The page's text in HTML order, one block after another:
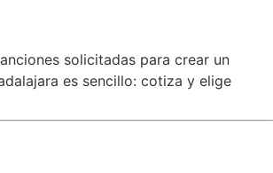
solicitadas para crear un
es sencillo: cotiza y elige